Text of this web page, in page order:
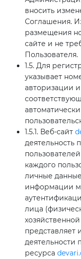
вносить
Соглашения.
размещения
сайте и не
Пользователя.
1.5. Для
указывает
авторизации
1.5.1. Веб-сайт
деятельность
каждого
личные
информации
лица
представляет
деятельности
ресурса